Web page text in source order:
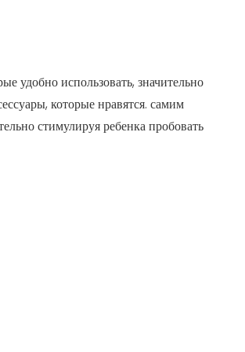
удобно использовать, значительно
которые нравятся. самим
стимулируя ребенка пробовать